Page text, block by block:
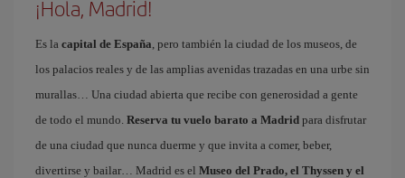
¡Hola, Madrid!
Es la capital de España, pero también la ciudad de los museos, de
los palacios reales y de las amplias avenidas trazadas en una urbe sin
murallas… Una ciudad abierta que recibe con generosidad a gente
de todo el mundo. Reserva tu vuelo barato a Madrid para disfrutar
de una ciudad que nunca duerme y que invita a comer, beber,
divertirse y bailar… Madrid es el Museo del Prado, el Thyssen y el